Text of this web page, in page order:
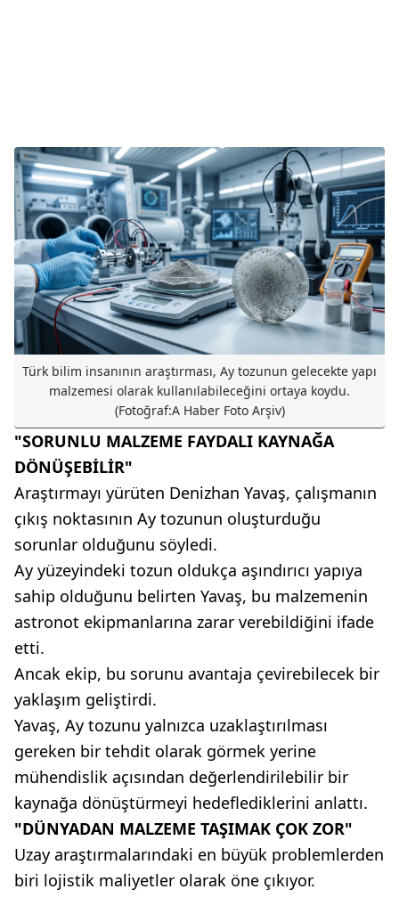
Türk bilim insanının araştırması, Ay tozunun gelecekte yapı
malzemesi olarak kullanılabileceğini ortaya koydu.
(Fotoğraf:A Haber Foto Arşiv)
"SORUNLU MALZEME FAYDALI KAYNAĞA
DÖNÜŞEBİLİR"
Araştırmayı yürüten Denizhan Yavaş, çalışmanın
çıkış noktasının Ay tozunun oluşturduğu
sorunlar olduğunu söyledi.
Ay yüzeyindeki tozun oldukça aşındırıcı yapıya
sahip olduğunu belirten Yavaş, bu malzemenin
astronot ekipmanlarına zarar verebildiğini ifade
etti.
Ancak ekip, bu sorunu avantaja çevirebilecek bir
yaklaşım geliştirdi.
Yavaş, Ay tozunu yalnızca uzaklaştırılması
gereken bir tehdit olarak görmek yerine
mühendislik açısından değerlendirilebilir bir
kaynağa dönüştürmeyi hedeflediklerini anlattı.
"DÜNYADAN MALZEME TAŞIMAK ÇOK ZOR"
Uzay araştırmalarındaki en büyük problemlerden
biri lojistik maliyetler olarak öne çıkıyor.